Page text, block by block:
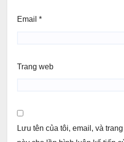
Email *
Trang web
Lưu tên của tôi, email, và